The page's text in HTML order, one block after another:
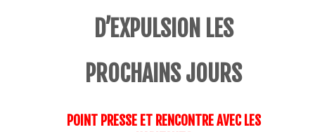
D’EXPULSION LES
PROCHAINS JOURS
POINT PRESSE ET RENCONTRE AVEC LES